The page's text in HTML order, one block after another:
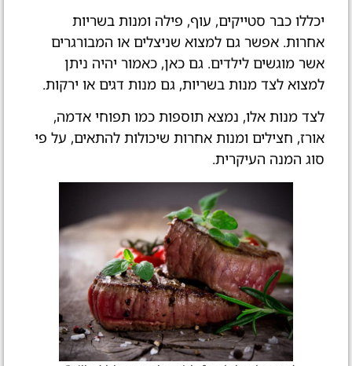
יכללו כבר סטייקים, עוף, פילה ומנות בשריות
אחרות. אפשר גם למצוא שניצלים או המבורגרים
אשר מוגשים לילדים. גם כאן, כאמור יהיה ניתן
למצוא לצד מנות בשריות, גם מנות דגים או ירקות.
לצד מנות אלו, נמצא תוספות כמו תפוחי אדמה,
אורז, חצילים ומנות אחרות שיכולות להתאים, על פי
סוג המנה העיקרית.